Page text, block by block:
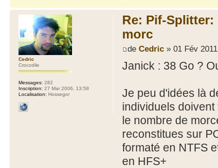
Re: Pif-
morc
de Cedric» 01 Fév
Janick : 38 Go ?
Je peu d'idées là
individuels
le nombre de
reconstitues sur
formaté en NTFS
en HFS+
Cedric
Crocodile
Messages: 282
Inscription: 27 Mar 2006, 13:58
Localisation: Hossegor